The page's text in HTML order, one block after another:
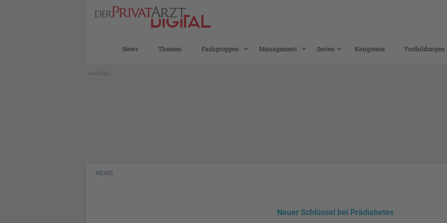
News Themen Fachgruppen Management Serien Kongresse Fortbildungen
- ANZEIGE -
NEWS
Neuer Schlüssel bei Prädiabetes